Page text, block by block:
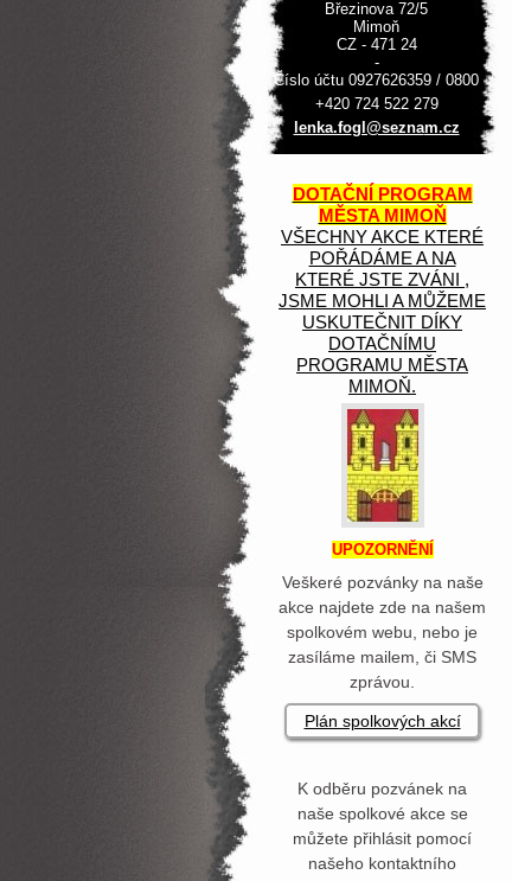
Březinova 72/5
Mimoň
CZ - 471 24
-
Číslo účtu 0927626359 / 0800
+420 724 522 279
lenka.fogl@seznam.cz
DOTAČNÍ PROGRAM
MĚSTA MIMOŇ
VŠECHNY AKCE KTERÉ
POŘÁDÁME A NA
KTERÉ JSTE ZVÁNI ,
JSME MOHLI A MŮŽEME
USKUTEČNIT DÍKY
DOTAČNÍMU
PROGRAMU MĚSTA
MIMOŇ.
UPOZORNĚNÍ
Veškeré pozvánky na naše
akce najdete zde na našem
spolkovém webu, nebo je
zasíláme mailem, či SMS
zprávou.
Plán spolkových akcí
K odběru pozvánek na
naše spolkové akce se
můžete přihlásit pomocí
našeho kontaktního